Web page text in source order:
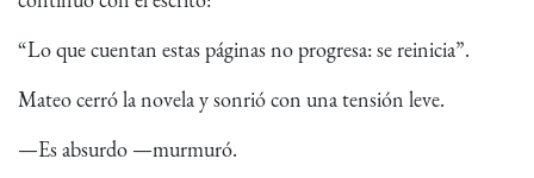
“Lo que cuentan estas páginas no progresa: se reinicia”.
Mateo cerró la novela y sonrió con una tensión leve.
—Es absurdo —murmuró.